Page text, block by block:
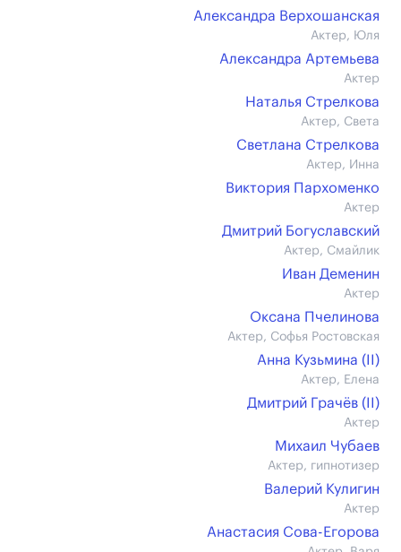
Александра Верхошанская
Актер, Юля
Александра Артемьева
Актер
Наталья Стрелкова
Актер, Света
Светлана Стрелкова
Актер, Инна
Виктория Пархоменко
Актер
Дмитрий Богуславский
Актер, Смайлик
Иван Деменин
Актер
Оксана Пчелинова
Актер, Софья Ростовская
Анна Кузьмина (II)
Актер, Елена
Дмитрий Грачёв (II)
Актер
Михаил Чубаев
Актер, гипнотизер
Валерий Кулигин
Актер
Анастасия Сова-Егорова